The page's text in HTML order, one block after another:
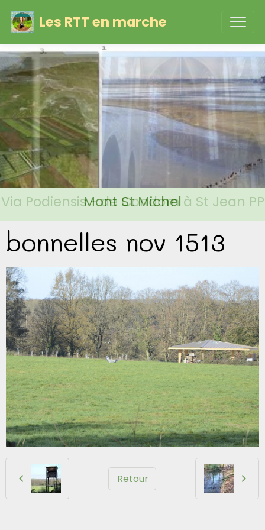
Les RTT en marche
Mont St Michel
Via Podiensis - de Condom à St Jean PP
bonnelles nov 1513
Retour